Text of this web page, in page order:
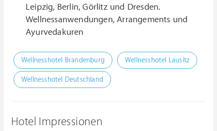
Leipzig, Berlin, Görlitz und Dresden.
Wellnessanwendungen, Arrangements und
Ayurvedakuren
Wellnesshotel Brandenburg Wellnesshotel Lausitz
Wellnesshotel Deutschland
Hotel Impressionen